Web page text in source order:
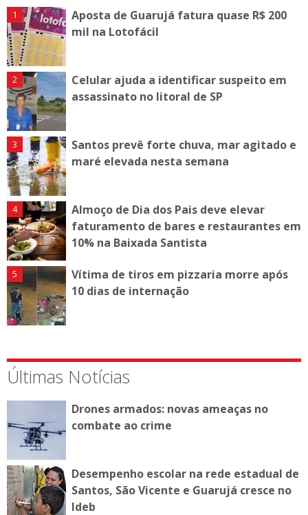
Aposta de Guarujá fatura quase R$ 200
mil na Lotofácil
Celular ajuda a identificar suspeito em
assassinato no litoral de SP
Santos prevê forte chuva, mar agitado e
maré elevada nesta semana
Almoço de Dia dos Pais deve elevar
faturamento de bares e restaurantes em
10% na Baixada Santista
Vítima de tiros em pizzaria morre após
10 dias de internação
Últimas Notícias
Drones armados: novas ameaças no
combate ao crime
Desempenho escolar na rede estadual de
Santos, São Vicente e Guarujá cresce no
Ideb